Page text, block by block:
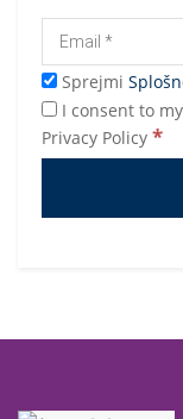
Sprejmi
I consent to
Privacy Policy *